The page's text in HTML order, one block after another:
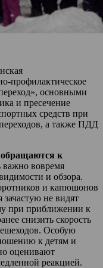
профилактическое
основными
и пресечение
средств при
а также ПДД
к
важно вовремя
и обзора.
и капюшонов
не видят
при приближении к
снизить скорость
Особую
к детям и
оценивают
реакцией.